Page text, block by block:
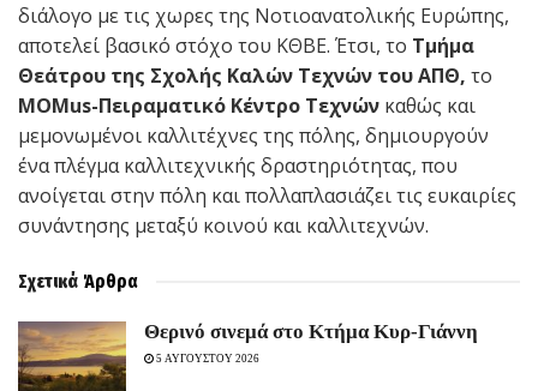
διάλογο με τις χωρες της Νοτιοανατολικής Ευρώπης,
αποτελεί βασικό στόχο του ΚΘΒΕ. Έτσι, το Τμήμα
Θεάτρου της Σχολής Καλών Τεχνών του ΑΠΘ, το
ΜΟΜus-Πειραματικό Κέντρο Τεχνών καθώς και
μεμονωμένοι καλλιτέχνες της πόλης, δημιουργούν
ένα πλέγμα καλλιτεχνικής δραστηριότητας, που
ανοίγεται στην πόλη και πολλαπλασιάζει τις ευκαιρίες
συνάντησης μεταξύ κοινού και καλλιτεχνών.
Σχετικά Άρθρα
Θερινό σινεμά στο Κτήμα Κυρ-Γιάννη
5 ΑΥΓΟΥΣΤΟΥ 2026